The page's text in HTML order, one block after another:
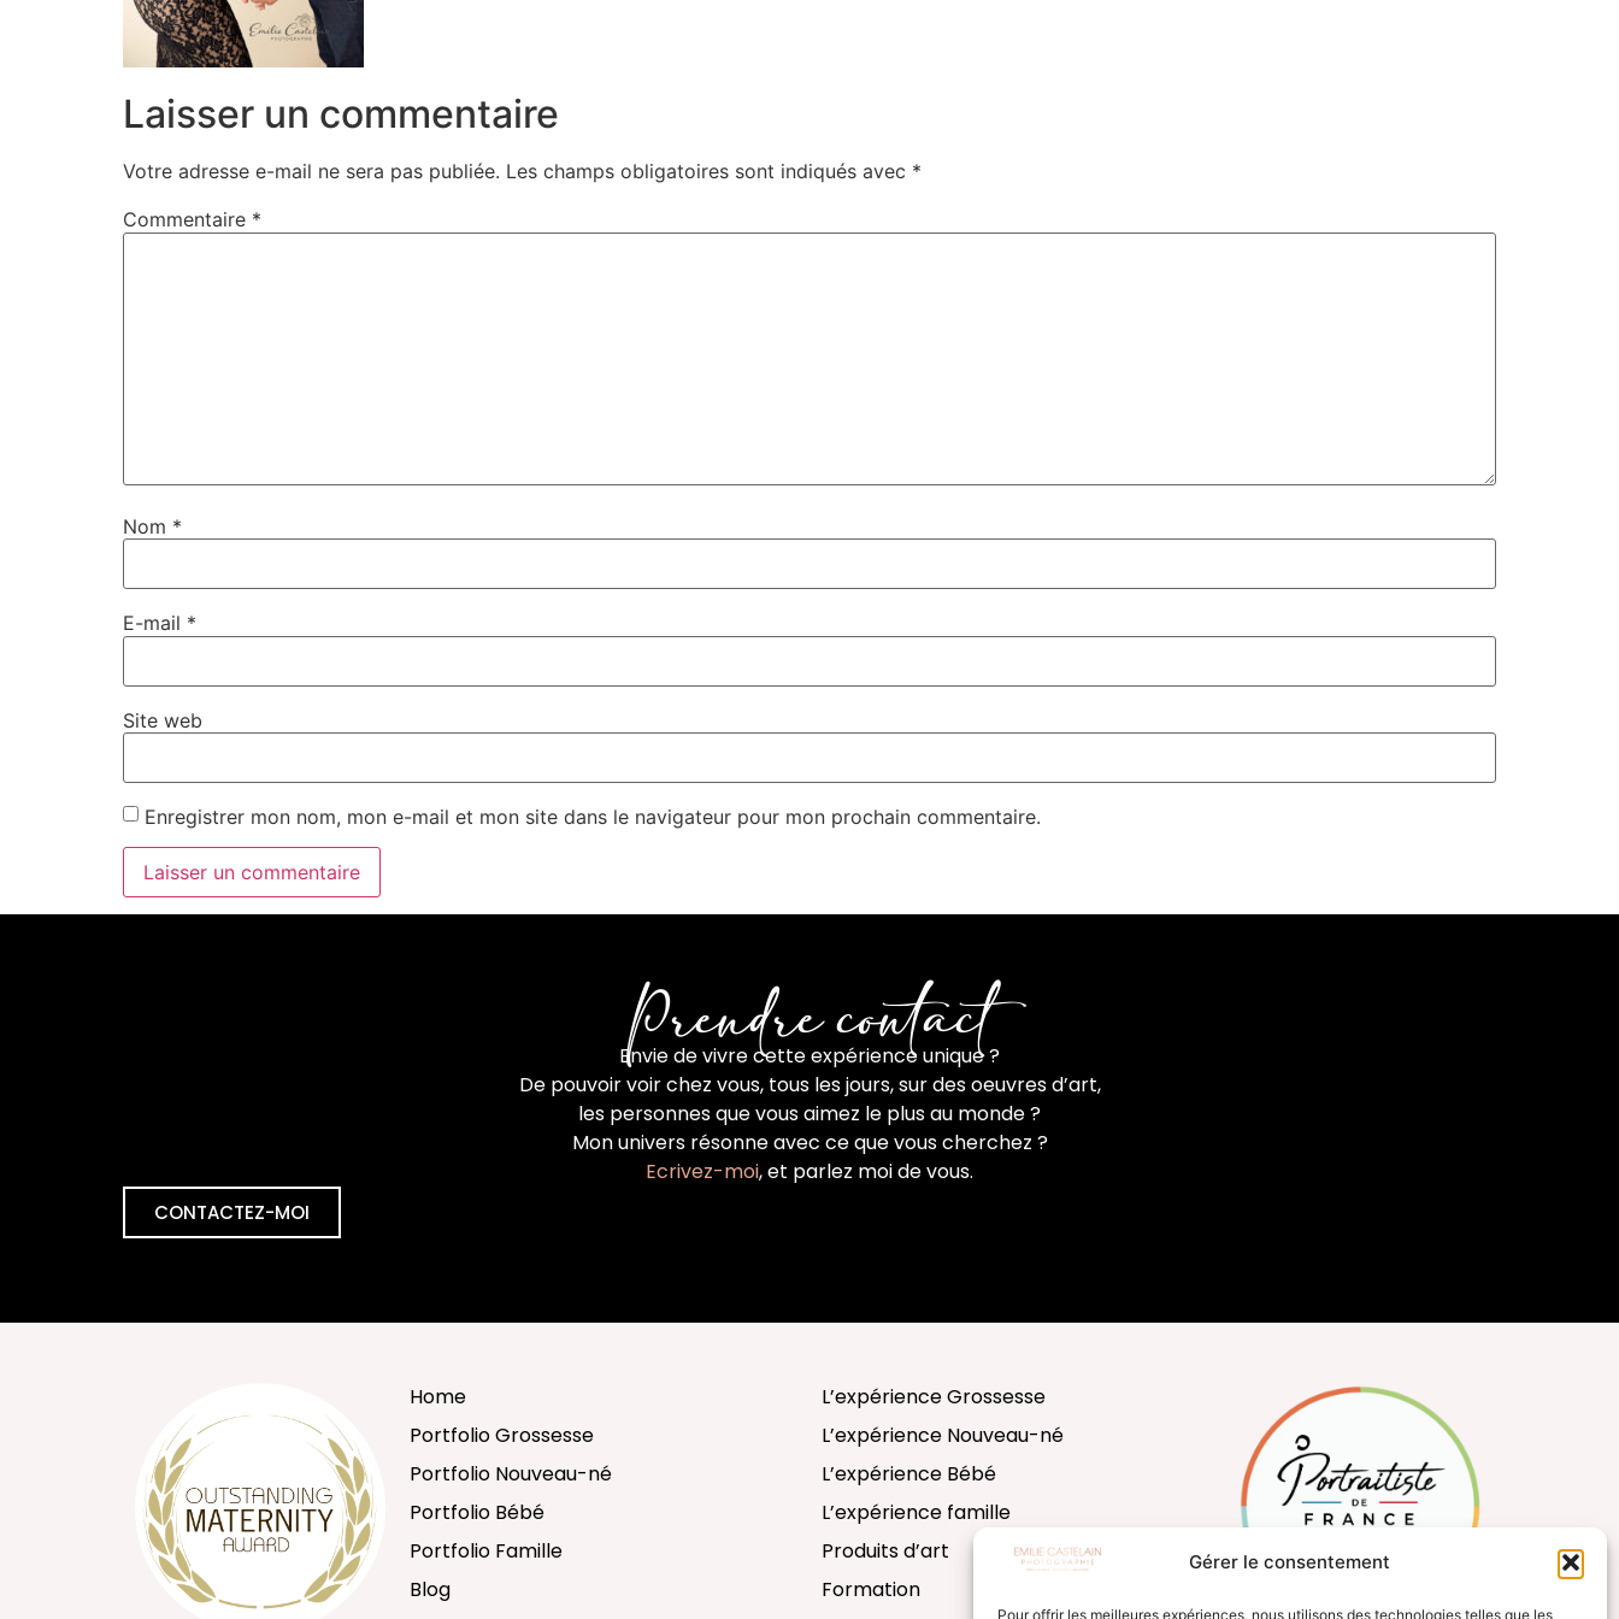
Gérer le consentement
Pour offrir les meilleures expériences, nous utilisons des technologies telles que les
Laisser un commentaire
Votre adresse e-mail ne sera pas publiée. Les champs obligatoires sont indiqués avec *
Commentaire *
Nom *
E-mail *
Site web
Enregistrer mon nom, mon e-mail et mon site dans le navigateur pour mon prochain commentaire.
Prendre contact
Envie de vivre cette expérience unique ?
De pouvoir voir chez vous, tous les jours, sur des oeuvres d’art,
les personnes que vous aimez le plus au monde ?
Mon univers résonne avec ce que vous cherchez ?
Ecrivez-moi, et parlez moi de vous.
CONTACTEZ-MOI
Home
Portfolio Grossesse
Portfolio Nouveau-né
Portfolio Bébé
Portfolio Famille
Blog
L’expérience Grossesse
L’expérience Nouveau-né
L’expérience Bébé
L’expérience famille
Produits d’art
Formation